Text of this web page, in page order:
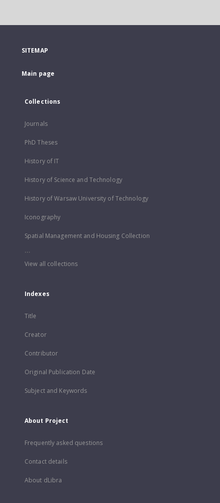
SITEMAP
Main page
Collections
Journals
PhD Theses
History of IT
History of Science and Technology
History of Warsaw University of Technology
Iconography
Spatial Management and Housing Collection
...
View all collections
Indexes
Title
Creator
Contributor
Original Publication Date
Subject and Keywords
About Project
Frequently asked questions
Contact details
About dLibra